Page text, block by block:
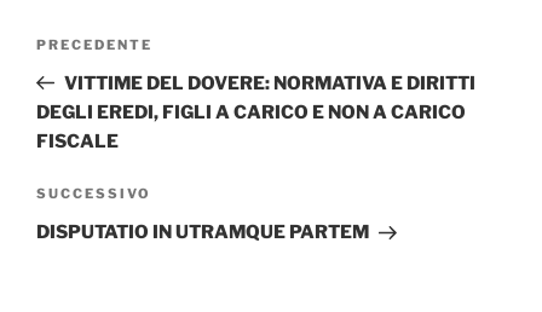
Articolo
precedente:
PRECEDENTE
VITTIME DEL DOVERE: NORMATIVA E DIRITTI
DEGLI EREDI, FIGLI A CARICO E NON A CARICO
FISCALE
Articolo
successivo
SUCCESSIVO
DISPUTATIO IN UTRAMQUE PARTEM